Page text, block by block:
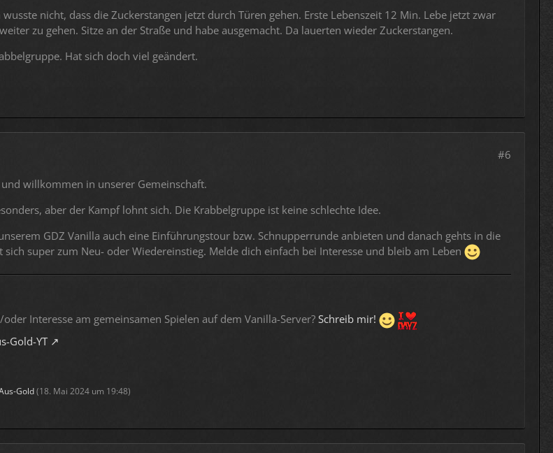
nicht, dass die Zuckerstangen jetzt durch Türen gehen. Erste Lebenszeit 12 Min. Lebe jetzt zwar
zu gehen. Sitze an der Straße und habe ausgemacht. Da lauerten wieder Zuckerstangen.
Hat sich doch viel geändert.
#6
willkommen in unserer Gemeinschaft.
aber der Kampf lohnt sich. Die Krabbelgruppe ist keine schlechte Idee.
GDZ Vanilla auch eine Einführungstour bzw. Schnupperrunde anbieten und danach gehts in die
sich super zum Neu- oder Wiedereinstieg. Melde dich einfach bei Interesse und bleib am Leben
Interesse am gemeinsamen Spielen auf dem Vanilla-Server? Schreib mir!
Gold-YT
Gold(18. Mai 2024 um 19:48)